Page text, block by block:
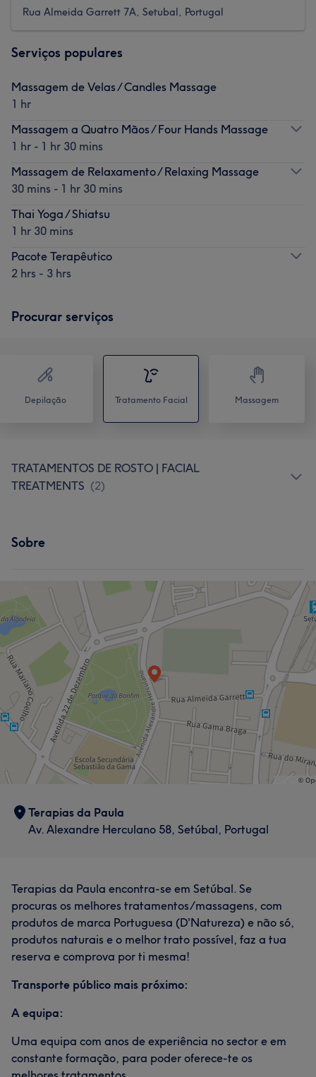
Rua Almeida Garrett 7A, Setubal, Portugal
Serviços populares
Massagem de Velas / Candles Massage
1 hr
Massagem a Quatro Mãos / Four Hands Massage
1 hr - 1 hr 30 mins
Massagem de Relaxamento / Relaxing Massage
30 mins - 1 hr 30 mins
Thai Yoga / Shiatsu
1 hr 30 mins
Pacote Terapêutico
2 hrs - 3 hrs
Procurar serviços
Depilação Tratamento Facial Massagem
TRATAMENTOS DE ROSTO | FACIAL
TREATMENTS (2)
Sobre
Terapias da Paula
Av. Alexandre Herculano 58, Setúbal, Portugal
Terapias da Paula encontra-se em Setúbal. Se
procuras os melhores tratamentos/massagens, com
produtos de marca Portuguesa (D'Natureza) e não só,
produtos naturais e o melhor trato possível, faz a tua
reserva e comprova por ti mesma!
Transporte público mais próximo:
A equipa:
Uma equipa com anos de experiência no sector e em
constante formação, para poder oferece-te os